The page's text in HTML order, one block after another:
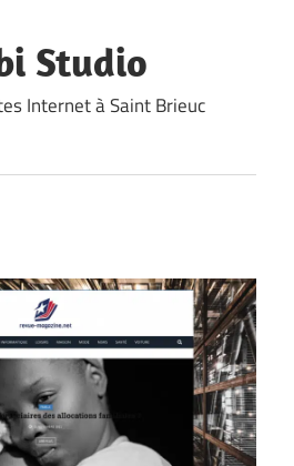
Studio
Internet à Saint Brieuc